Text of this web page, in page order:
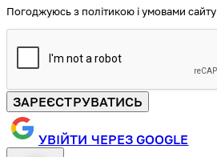
Погоджуюсь з політикою і умовами сайту
ЗАРЕЄСТРУВАТИСЬ
УВІЙТИ ЧЕРЕЗ GOOGLE